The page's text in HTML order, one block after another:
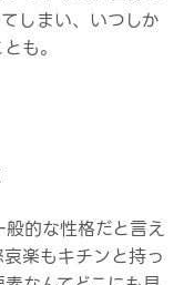
しまい、いつしか
も。
的な性格だと言え
楽もキチンと持っ